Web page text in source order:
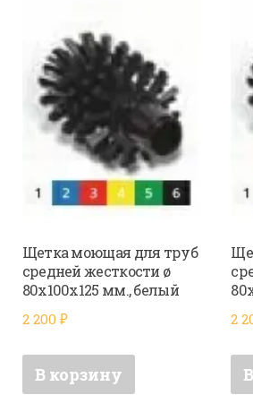
Щетка моющая для труб
средней жесткости ø
80х100х125 мм., белый
2 200 ₽
В корзину
2